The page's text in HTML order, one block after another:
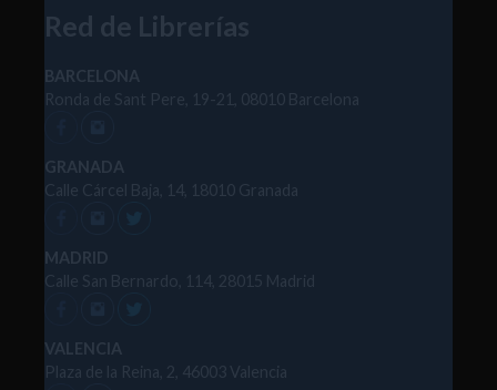
Red de Librerías
BARCELONA
Ronda de Sant Pere, 19-21, 08010 Barcelona
GRANADA
Calle Cárcel Baja, 14, 18010 Granada
MADRID
Calle San Bernardo, 114, 28015 Madrid
VALENCIA
Plaza de la Reina, 2, 46003 Valencia